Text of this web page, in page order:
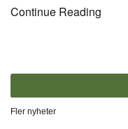
Continue Reading
Fler nyheter